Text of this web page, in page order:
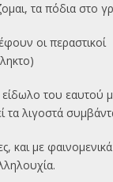
τα πόδια στο
οι περαστικοί
είδωλο του εαυτού
τα λιγοστά
και με φαινομενικά